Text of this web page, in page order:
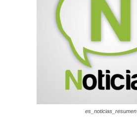
es_noticias_resumen